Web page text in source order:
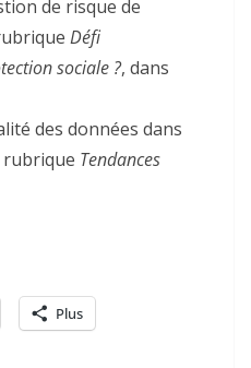
de risque de
Défi
sociale ?, dans
des données dans
rubrique Tendances
Plus